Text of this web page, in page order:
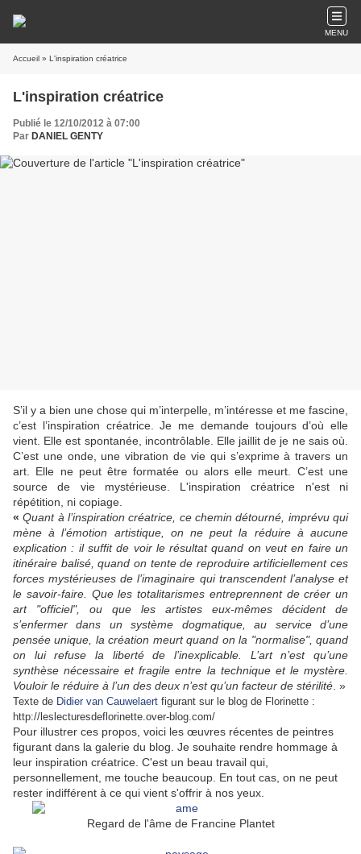
MENU
Accueil » L'inspiration créatrice
L'inspiration créatrice
Publié le 12/10/2012 à 07:00
Par DANIEL GENTY
S’il y a bien une chose qui m’interpelle, m’intéresse et me fascine,
c’est l’inspiration créatrice. Je me demande toujours d’où elle
vient. Elle est spontanée, incontrôlable. Elle jaillit de je ne sais où.
C’est une onde, une vibration de vie qui s’exprime à travers un
art. Elle ne peut être formatée ou alors elle meurt. C’est une
source de vie mystérieuse. L'inspiration créatrice n'est ni
répétition, ni copiage.
«Quant à l’inspiration créatrice , ce chemin détourné, imprévu qui
mène à l’émotion artistique, on ne peut la réduire à aucune
explication : il suffit de voir le résultat quand on veut en faire un
itinéraire balisé, quand on tente de reproduire artificiellement ces
forces mystérieuses de l’imaginaire qui transcendent l’analyse et
le savoir-faire. Que les totalitarismes entreprennent de créer un
art "officiel", ou que les artistes eux-mêmes décident de
s’enfermer dans un système dogmatique, au service d’une
pensée unique, la création meurt quand on la "normalise", quand
on lui refuse la liberté de l’inexplicable. L’art n’est qu’une
synthèse nécessaire et fragile entre la technique et le mystère.
Vouloir le réduire à l’un des deux n’est qu’un facteur de stérilité . »
Texte de Didier van Cauwelaert figurant sur le blog de Florinette :
http://leslecturesdeflorinette.over-blog.com/
Pour illustrer ces propos, voici les œuvres récentes de peintres
figurant dans la galerie du blog. Je souhaite rendre hommage à
leur inspiration créatrice. C'est un beau travail qui,
personnellement, me touche beaucoup. En tout cas, on ne peut
rester indifférent à ce qui vient s'offrir à nos yeux.
Regard de l'âme de Francine Plantet